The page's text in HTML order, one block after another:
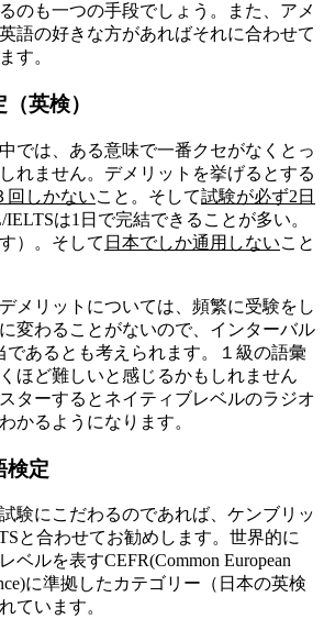
のも一つの手段でしょう。また、アメ
語の好きな方があればそれに合わせて
す。
英検）
では、ある意味で一番クセがなくとっ
れません。デメリットを挙げるとする
回しかないこと。そして試験が必ず2日
IELTSは1日で完結できることが多い。
）。そして 日本でしか通用しないこと
メリットについては、頻繁に受験をし
変わることがないので、インターバル
であるとも考えられます。１級の語彙
ほど難しいと感じるかもしれません
ターするとネイティブレベルのラジオ
かるようになります。
検定
験にこだわるのであれば、ケンブリッ
と合わせてお勧めします。世界的に
ベルを表すCEFR(Common European
に準拠したカテゴリー（日本の英検
ています。